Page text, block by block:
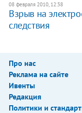
08 февраля 2010, 12:38
Взрыв на
следствия
Про нас
Реклама на сайте
Ивенты
Редакция
Политики и